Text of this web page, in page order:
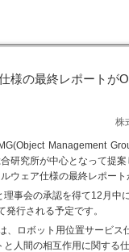
様の最終レポートが
株
Management
研究所が中心となって提
ウェア仕様の最終レポート
事会の承認を得て12月中
行される予定です。
、ロボット用位置サービス
人間の相互作用に関する